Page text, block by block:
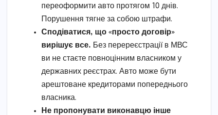
переоформити авто протягом 10 днів.
Порушення тягне за собою штрафи.
Сподіватися, що «просто договір»
вирішує все. Без перереєстрації в МВС
ви не стаєте повноцінним власником у
державних реєстрах. Авто може бути
арештоване кредиторами попереднього
власника.
Не пропонувати виконавцю інше